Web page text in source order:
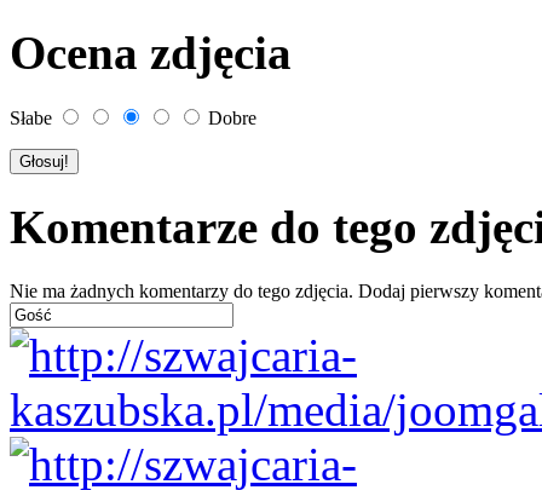
Ocena zdjęcia
Słabe Dobre
Komentarze do tego
Nie ma żadnych komentarzy do tego zdjęcia. Dodaj pierwszy